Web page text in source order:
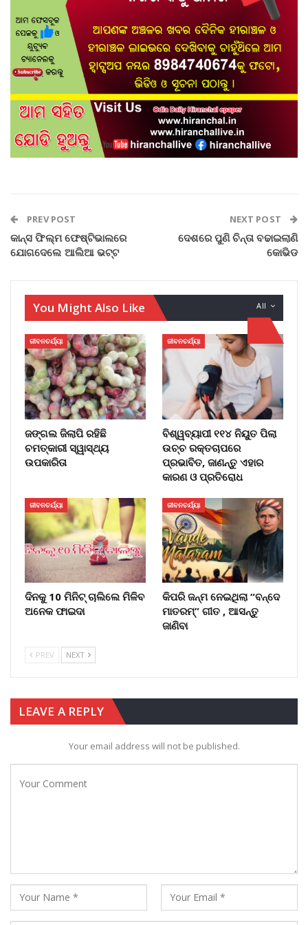
PREV POST
କାନ୍ସ ଫିଲ୍ମ ଫେଷ୍ଟିଭାଲରେ
ଯୋଗଦେଲେ ଆଲିଆ ଭଟ୍ଟ
NEXT POST
ଦେଶରେ ପୁଣି ଚିନ୍ତା ବଢାଇଲାଣି
କୋଭିଡ
All
You Might Also Like
ଜୀବନଚର୍ଯ୍ୟା
ଜଙ୍ଗଲ ଜିଲାପି ରହିଛି
ଚମତ୍କାରୀ ସ୍ୱାସ୍ଥ୍ୟ
ଉପକାରିତା
ଜୀବନଚର୍ଯ୍ୟା
ବିଶ୍ୱବ୍ୟାପୀ ୧୧୪ ନିୟୁତ ପିଲା
ଉଚ୍ଚ ରକ୍ତଚାପରେ
ପ୍ରଭାବିତ, ଜାଣନ୍ତୁ ଏହାର
କାରଣ ଓ ପ୍ରତିରୋଧ
ଜୀବନଚର୍ଯ୍ୟା
ଦିନକୁ 10 ମିନିଟ୍ ଚାଲିଲେ ମିଳିବ
ଅନେକ ଫାଇଦା
ଜୀବନଚର୍ଯ୍ୟା
କିପରି ଜନ୍ମ ନେଇଥିଲା “ବନ୍ଦେ
ମାତରମ୍” ଗୀତ , ଆସନ୍ତୁ
ଜାଣିବା
PREV NEXT
LEAVE A REPLY
Your email address will not be published.